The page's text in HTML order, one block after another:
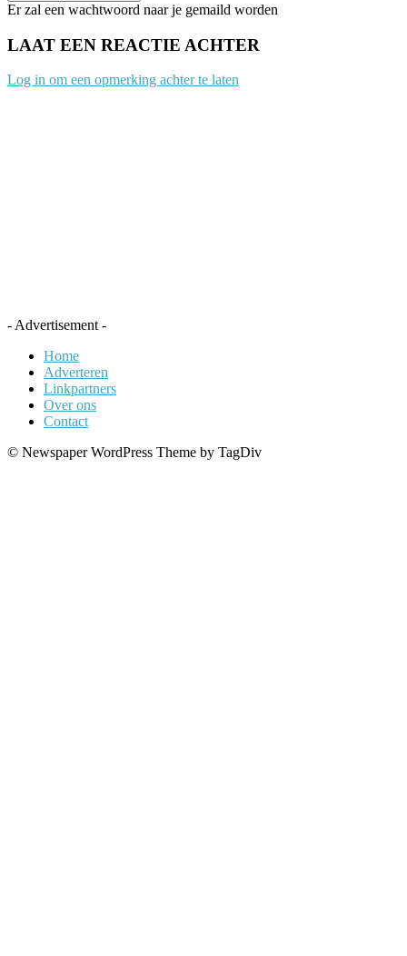
Er zal een wachtwoord naar je gemaild worden
LAAT EEN REACTIE ACHTER
Log in om een opmerking achter te laten
- Advertisement -
Home
Adverteren
Linkpartners
Over ons
Contact
© Newspaper WordPress Theme by TagDiv